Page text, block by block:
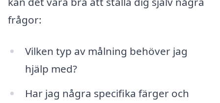
frågor:
Vilken typ av målning behöver jag
hjälp med?
Har jag några specifika färger och